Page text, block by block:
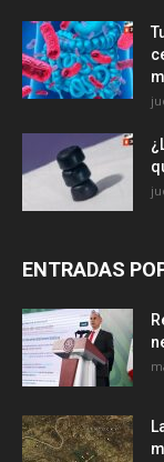
ENTRADAS